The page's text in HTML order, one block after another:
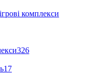
комплекси
326
17